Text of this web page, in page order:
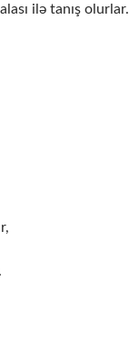
ilə tanış olurlar.